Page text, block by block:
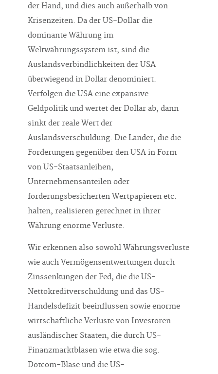
der Hand, und dies auch außerhalb von
Krisenzeiten. Da der US-Dollar die
dominante Währung im
Weltwährungssystem ist, sind die
Auslandsverbindlichkeiten der USA
überwiegend in Dollar denominiert.
Verfolgen die USA eine expansive
Geldpolitik und wertet der Dollar ab, dann
sinkt der reale Wert der
Auslandsverschuldung. Die Länder, die die
Forderungen gegenüber den USA in Form
von US-Staatsanleihen,
Unternehmensanteilen oder
forderungsbesicherten Wertpapieren etc.
halten, realisieren gerechnet in ihrer
Währung enorme Verluste.
Wir erkennen also sowohl Währungsverluste
wie auch Vermögensentwertungen durch
Zinssenkungen der Fed, die die US-
Nettokreditverschuldung und das US-
Handelsdefizit beeinflussen sowie enorme
wirtschaftliche Verluste von Investoren
ausländischer Staaten, die durch US-
Finanzmarktblasen wie etwa die sog.
Dotcom-Blase und die US-